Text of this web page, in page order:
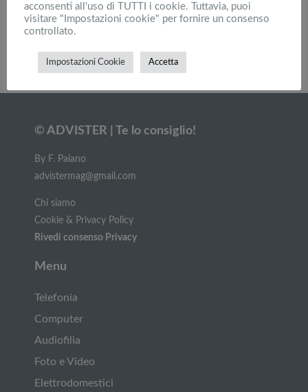
Migliori notebook: ASUS, recensione pc portatili
Vivobook, F555 e Transformer
Carica altri
© ADVISTER | Te lo consiglio!
By F. Paiano
advistermag@gmail.com
Chi siamo
Cookie & Privacy Policy
Rivedi consenso Privacy
Menu
Telefonia
Computer
Audiofilia
Foto e Video
Elettrodomestici
acconsenti all'uso di TUTTI i cookie. Tuttavia, puoi
visitare "Impostazioni cookie" per fornire un consenso
controllato.
Impostazioni Cookie Accetta